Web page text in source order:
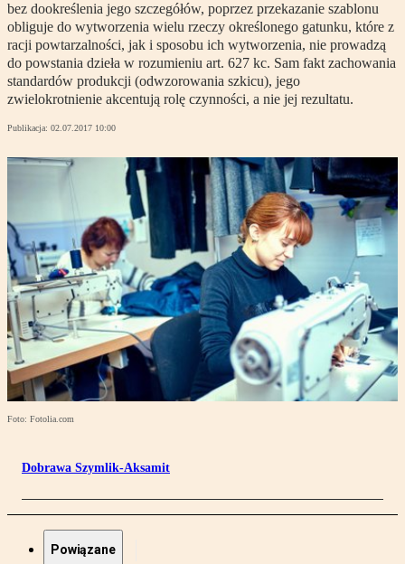
bez dookreślenia jego szczegółów, poprzez przekazanie szablonu
obliguje do wytworzenia wielu rzeczy określonego gatunku, które z
racji powtarzalności, jak i sposobu ich wytworzenia, nie prowadzą
do powstania dzieła w rozumieniu art. 627 kc. Sam fakt zachowania
standardów produkcji (odwzorowania szkicu), jego
zwielokrotnienie akcentują rolę czynności, a nie jej rezultatu.
Publikacja: 02.07.2017 10:00
Foto: Fotolia.com
Dobrawa Szymlik-Aksamit
Powiązane